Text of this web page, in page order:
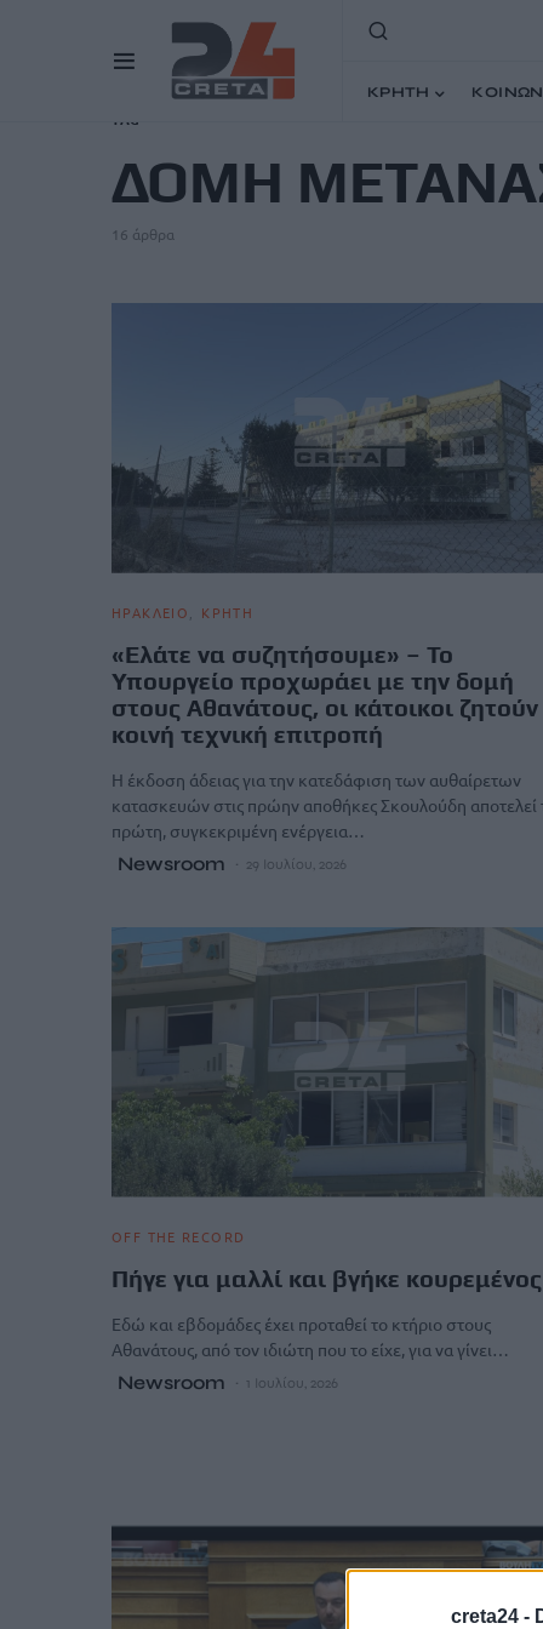
creta24 -
ΚΡΗΤΗ
TAG
ΔΟΜΗ
16 άρθρα
ΗΡΑΚΛΕΙΟ ΚΡΗΤΗ
«Ελάτε να συζητήσουμε» – Το
Υπουργείο προχωράει με την δομή
στους Αθανάτους, οι κάτοικοι ζητούν
κοινή τεχνική επιτροπή
Η έκδοση άδειας για την κατεδάφιση των αυθαίρετων
κατασκευών στις πρώην αποθήκες Σκουλούδη αποτελεί
πρώτη, συγκεκριμένη ενέργεια…
Newsroom 29 Ιουλίου, 2026
OFF THE RECORD
Πήγε για μαλλί και βγήκε κουρεμένος
Εδώ και εβδομάδες έχει προταθεί το κτήριο στους
Αθανάτους, από τον ιδιώτη που το είχε, για να γίνει…
Newsroom 1 Ιουλίου, 2026